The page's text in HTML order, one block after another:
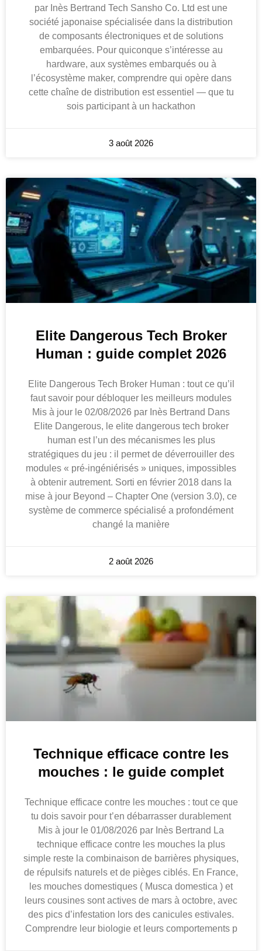
par Inès Bertrand Tech Sansho Co. Ltd est une
société japonaise spécialisée dans la distribution
de composants électroniques et de solutions
embarquées. Pour quiconque s’intéresse au
hardware, aux systèmes embarqués ou à
l’écosystème maker, comprendre qui opère dans
cette chaîne de distribution est essentiel — que tu
sois participant à un hackathon
3 août 2026
Elite Dangerous Tech Broker
Human : guide complet 2026
Elite Dangerous Tech Broker Human : tout ce qu’il
faut savoir pour débloquer les meilleurs modules
Mis à jour le 02/08/2026 par Inès Bertrand Dans
Elite Dangerous, le elite dangerous tech broker
human est l’un des mécanismes les plus
stratégiques du jeu : il permet de déverrouiller des
modules « pré-ingéniérisés » uniques, impossibles
à obtenir autrement. Sorti en février 2018 dans la
mise à jour Beyond – Chapter One (version 3.0), ce
système de commerce spécialisé a profondément
changé la manière
2 août 2026
Technique efficace contre les
mouches : le guide complet
Technique efficace contre les mouches : tout ce que
tu dois savoir pour t’en débarrasser durablement
Mis à jour le 01/08/2026 par Inès Bertrand La
technique efficace contre les mouches la plus
simple reste la combinaison de barrières physiques,
de répulsifs naturels et de pièges ciblés. En France,
les mouches domestiques ( Musca domestica ) et
leurs cousines sont actives de mars à octobre, avec
des pics d’infestation lors des canicules estivales.
Comprendre leur biologie et leurs comportements p